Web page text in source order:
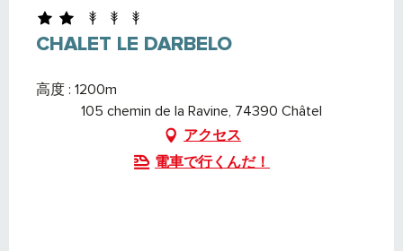
CHALET LE DARBELO
高度 : 1200m
105 chemin de la Ravine, 74390 Châtel
アクセス
電車で行くんだ！